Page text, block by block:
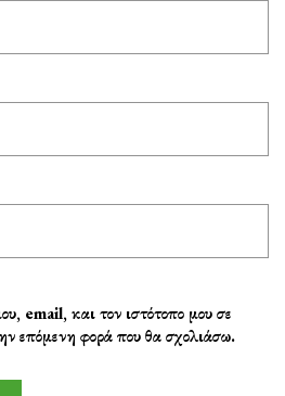
email, και τον ιστότοπο μου σε
επόμενη φορά που θα σχολιάσω.